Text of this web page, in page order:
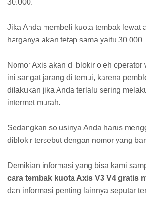
30.000.
Jika Anda membeli kuota tembak lewat
harganya akan tetap sama yaitu 30.000.
Nomor Axis akan di blokir oleh operator
ini sangat jarang di temui, karena
dilakukan jika Anda terlalu sering
intermet murah.
Sedangkan solusinya Anda harus
diblokir tersebut dengan nomor yang
Demikian informasi yang bisa kami
cara tembak kuota Axis V3 V4 gratis
dan informasi penting lainnya seputar